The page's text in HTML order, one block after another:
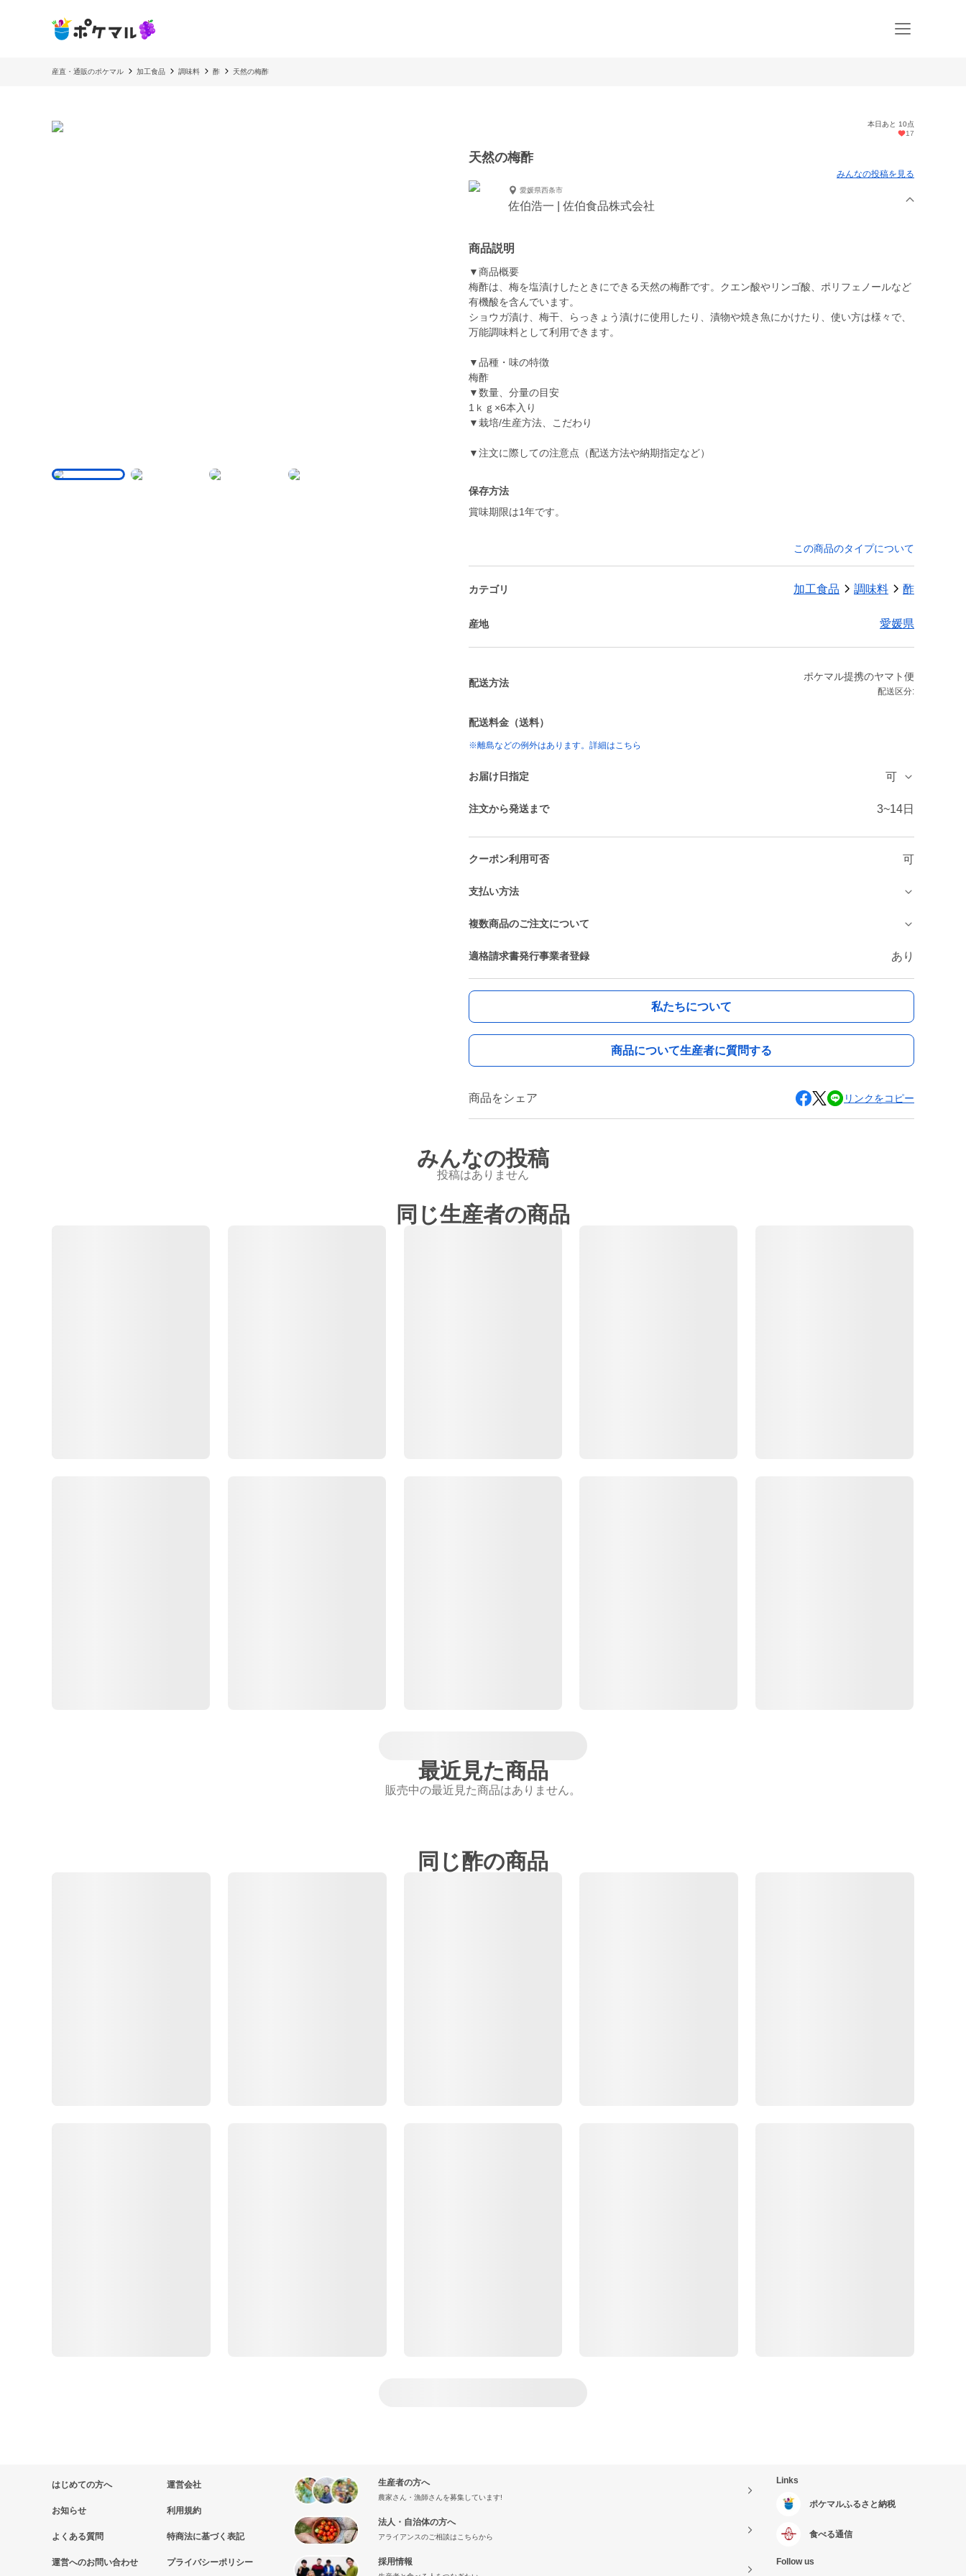
産直・通販のポケマル 加工食品 調味料 酢 天然の梅酢
本日あと 10点
17
天然の梅酢
みんなの投稿を見る
愛媛県西条市
佐伯浩一 | 佐伯食品株式会社
商品説明
▼商品概要
梅酢は、梅を塩漬けしたときにできる天然の梅酢です。クエン酸やリンゴ酸、ポリフェノールなど
有機酸を含んでいます。
ショウガ漬け、梅干、らっきょう漬けに使用したり、漬物や焼き魚にかけたり、使い方は様々で、
万能調味料として利用できます。
▼品種・味の特徴
梅酢
▼数量、分量の目安
1ｋｇ×6本入り
▼栽培/生産方法、こだわり
▼注文に際しての注意点（配送方法や納期指定など）
保存方法
賞味期限は1年です。
この商品のタイプについて
カテゴリ 加工食品 調味料 酢
産地 愛媛県
配送方法
ポケマル提携のヤマト便
配送区分:
配送料金（送料）
※離島などの例外はあります。詳細はこちら
お届け日指定 可
注文から発送まで 3~14日
クーポン利用可否 可
支払い方法
複数商品のご注文について
適格請求書発行事業者登録 あり
私たちについて
商品について生産者に質問する
商品をシェア リンクをコピー
みんなの投稿
投稿はありません
同じ生産者の商品
最近見た商品
販売中の最近見た商品はありません。
同じ酢の商品
はじめての方へ
お知らせ
よくある質問
運営へのお問い合わせ
運営会社
利用規約
特商法に基づく表記
プライバシーポリシー
生産者の方へ
農家さん・漁師さんを募集しています!
法人・自治体の方へ
アライアンスのご相談はこちらから
採用情報
Links
ポケマルふるさと納税
食べる通信
Follow us